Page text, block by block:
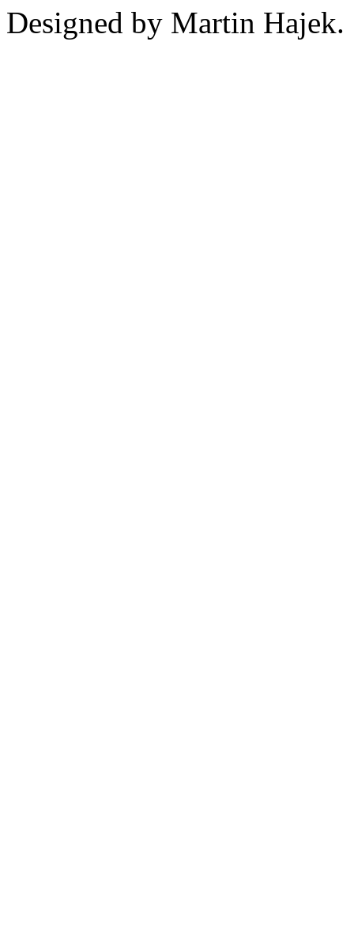
Designed by Martin Hajek.